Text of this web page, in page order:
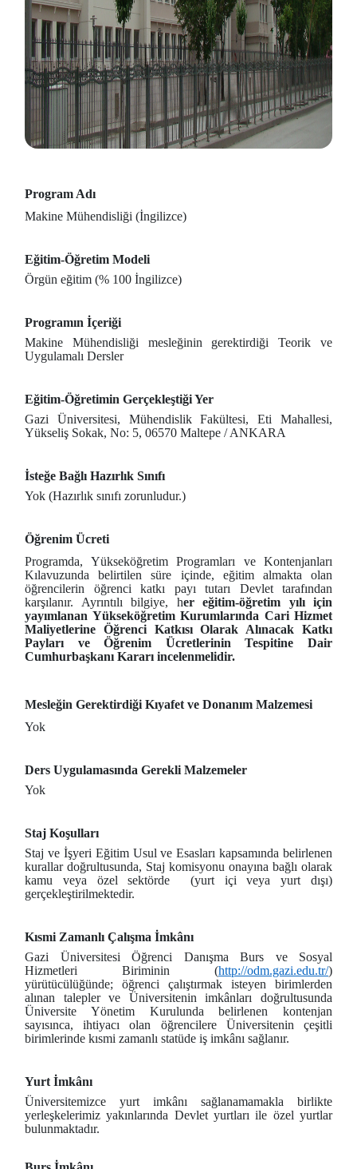
Program Adı
Makine Mühendisliği (İngilizce)
Eğitim-Öğretim Modeli
Örgün eğitim (% 100 İngilizce)
Programın İçeriği
Makine Mühendisliği mesleğinin gerektirdiği Teorik ve
Uygulamalı Dersler
Eğitim-Öğretimin Gerçekleştiği Yer
Gazi Üniversitesi, Mühendislik Fakültesi, Eti Mahallesi,
Yükseliş Sokak, No: 5, 06570 Maltepe / ANKARA
İsteğe Bağlı Hazırlık Sınıfı
Yok (Hazırlık sınıfı zorunludur.)
Öğrenim Ücreti
Programda, Yükseköğretim Programları ve Kontenjanları
Kılavuzunda belirtilen süre içinde, eğitim almakta olan
öğrencilerin öğrenci katkı payı tutarı Devlet tarafından
karşılanır. Ayrıntılı bilgiye, her eğitim-öğretim yılı için
yayımlanan Yükseköğretim Kurumlarında Cari Hizmet
Maliyetlerine Öğrenci Katkısı Olarak Alınacak Katkı
Payları ve Öğrenim Ücretlerinin Tespitine Dair
Cumhurbaşkanı Kararı incelenmelidir.
Mesleğin Gerektirdiği Kıyafet ve Donanım Malzemesi
Yok
Ders Uygulamasında Gerekli Malzemeler
Yok
Staj Koşulları
Staj ve İşyeri Eğitim Usul ve Esasları kapsamında belirlenen
kurallar doğrultusunda, Staj komisyonu onayına bağlı olarak
kamu veya özel sektörde (yurt içi veya yurt dışı)
gerçekleştirilmektedir.
Kısmi Zamanlı Çalışma İmkânı
Gazi Üniversitesi Öğrenci Danışma Burs ve Sosyal
Hizmetleri Biriminin (http://odm.gazi.edu.tr/)
yürütücülüğünde; öğrenci çalıştırmak isteyen birimlerden
alınan talepler ve Üniversitenin imkânları doğrultusunda
Üniversite Yönetim Kurulunda belirlenen kontenjan
sayısınca, ihtiyacı olan öğrencilere Üniversitenin çeşitli
birimlerinde kısmi zamanlı statüde iş imkânı sağlanır.
Yurt İmkânı
Üniversitemizce yurt imkânı sağlanamamakla birlikte
yerleşkelerimiz yakınlarında Devlet yurtları ile özel yurtlar
bulunmaktadır.